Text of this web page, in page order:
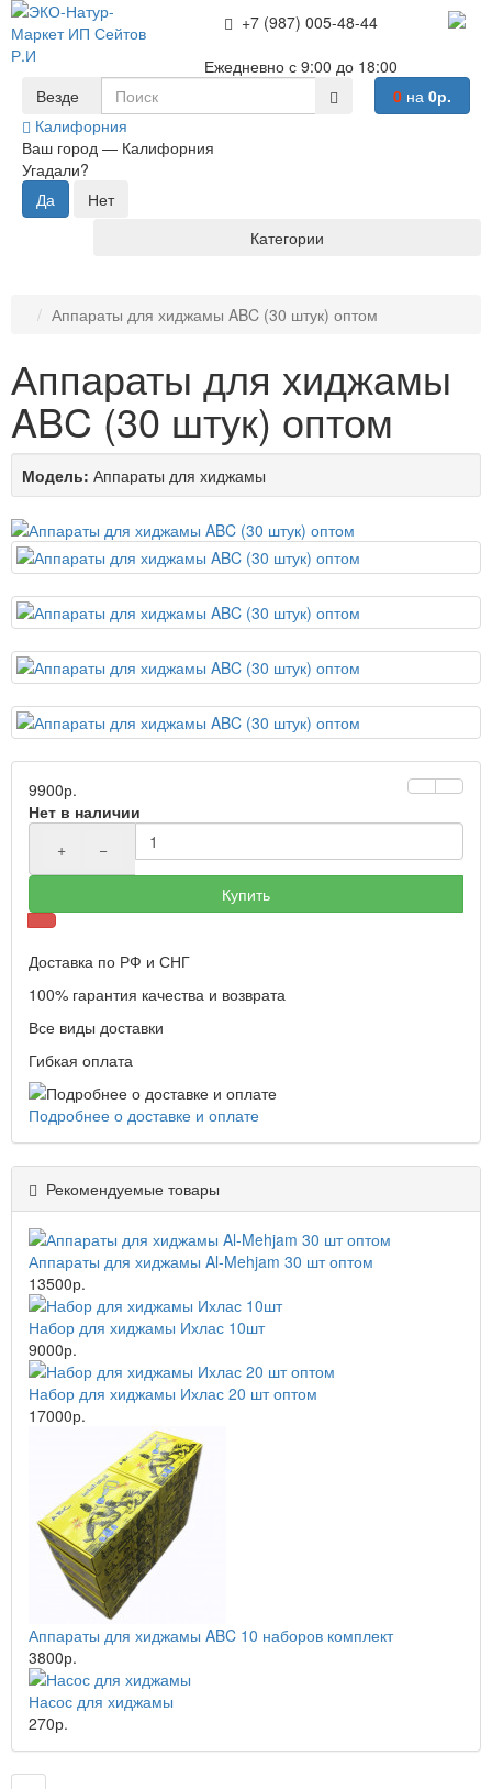
+7 (987) 005-48-44
Ежедневно с 9:00 до 18:00
Везде
Калифорния
Ваш город — Калифорния
Угадали?
0 на 0р.
Категории
Аппараты для хиджамы ABC (30 штук) оптом
Аппараты для хиджамы
ABC (30 штук) оптом
Модель: Аппараты для хиджамы
9900р.
Нет в наличии
+
−
Купить
Доставка по РФ и СНГ
100% гарантия качества и возврата
Все виды доставки
Гибкая оплата
Подробнее о доставке и оплате
Рекомендуемые товары
Аппараты для хиджамы Al-Mehjam 30 шт оптом
13500р.
Набор для хиджамы Ихлас 10шт
9000р.
Набор для хиджамы Ихлас 20 шт оптом
17000р.
Аппараты для хиджамы ABC 10 наборов комплект
3800р.
Насос для хиджамы
270р.